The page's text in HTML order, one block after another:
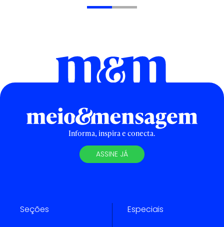
Informa, inspira e conecta.
ASSINE JÁ
Seções Especiais